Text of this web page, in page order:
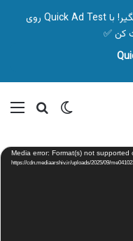
🎯 قبل از شروع کمپین، تصمیم درست بگیر! با Quick Ad Test روی
کن ✅
تغییر پوسته
Media error: Format(s) not supported